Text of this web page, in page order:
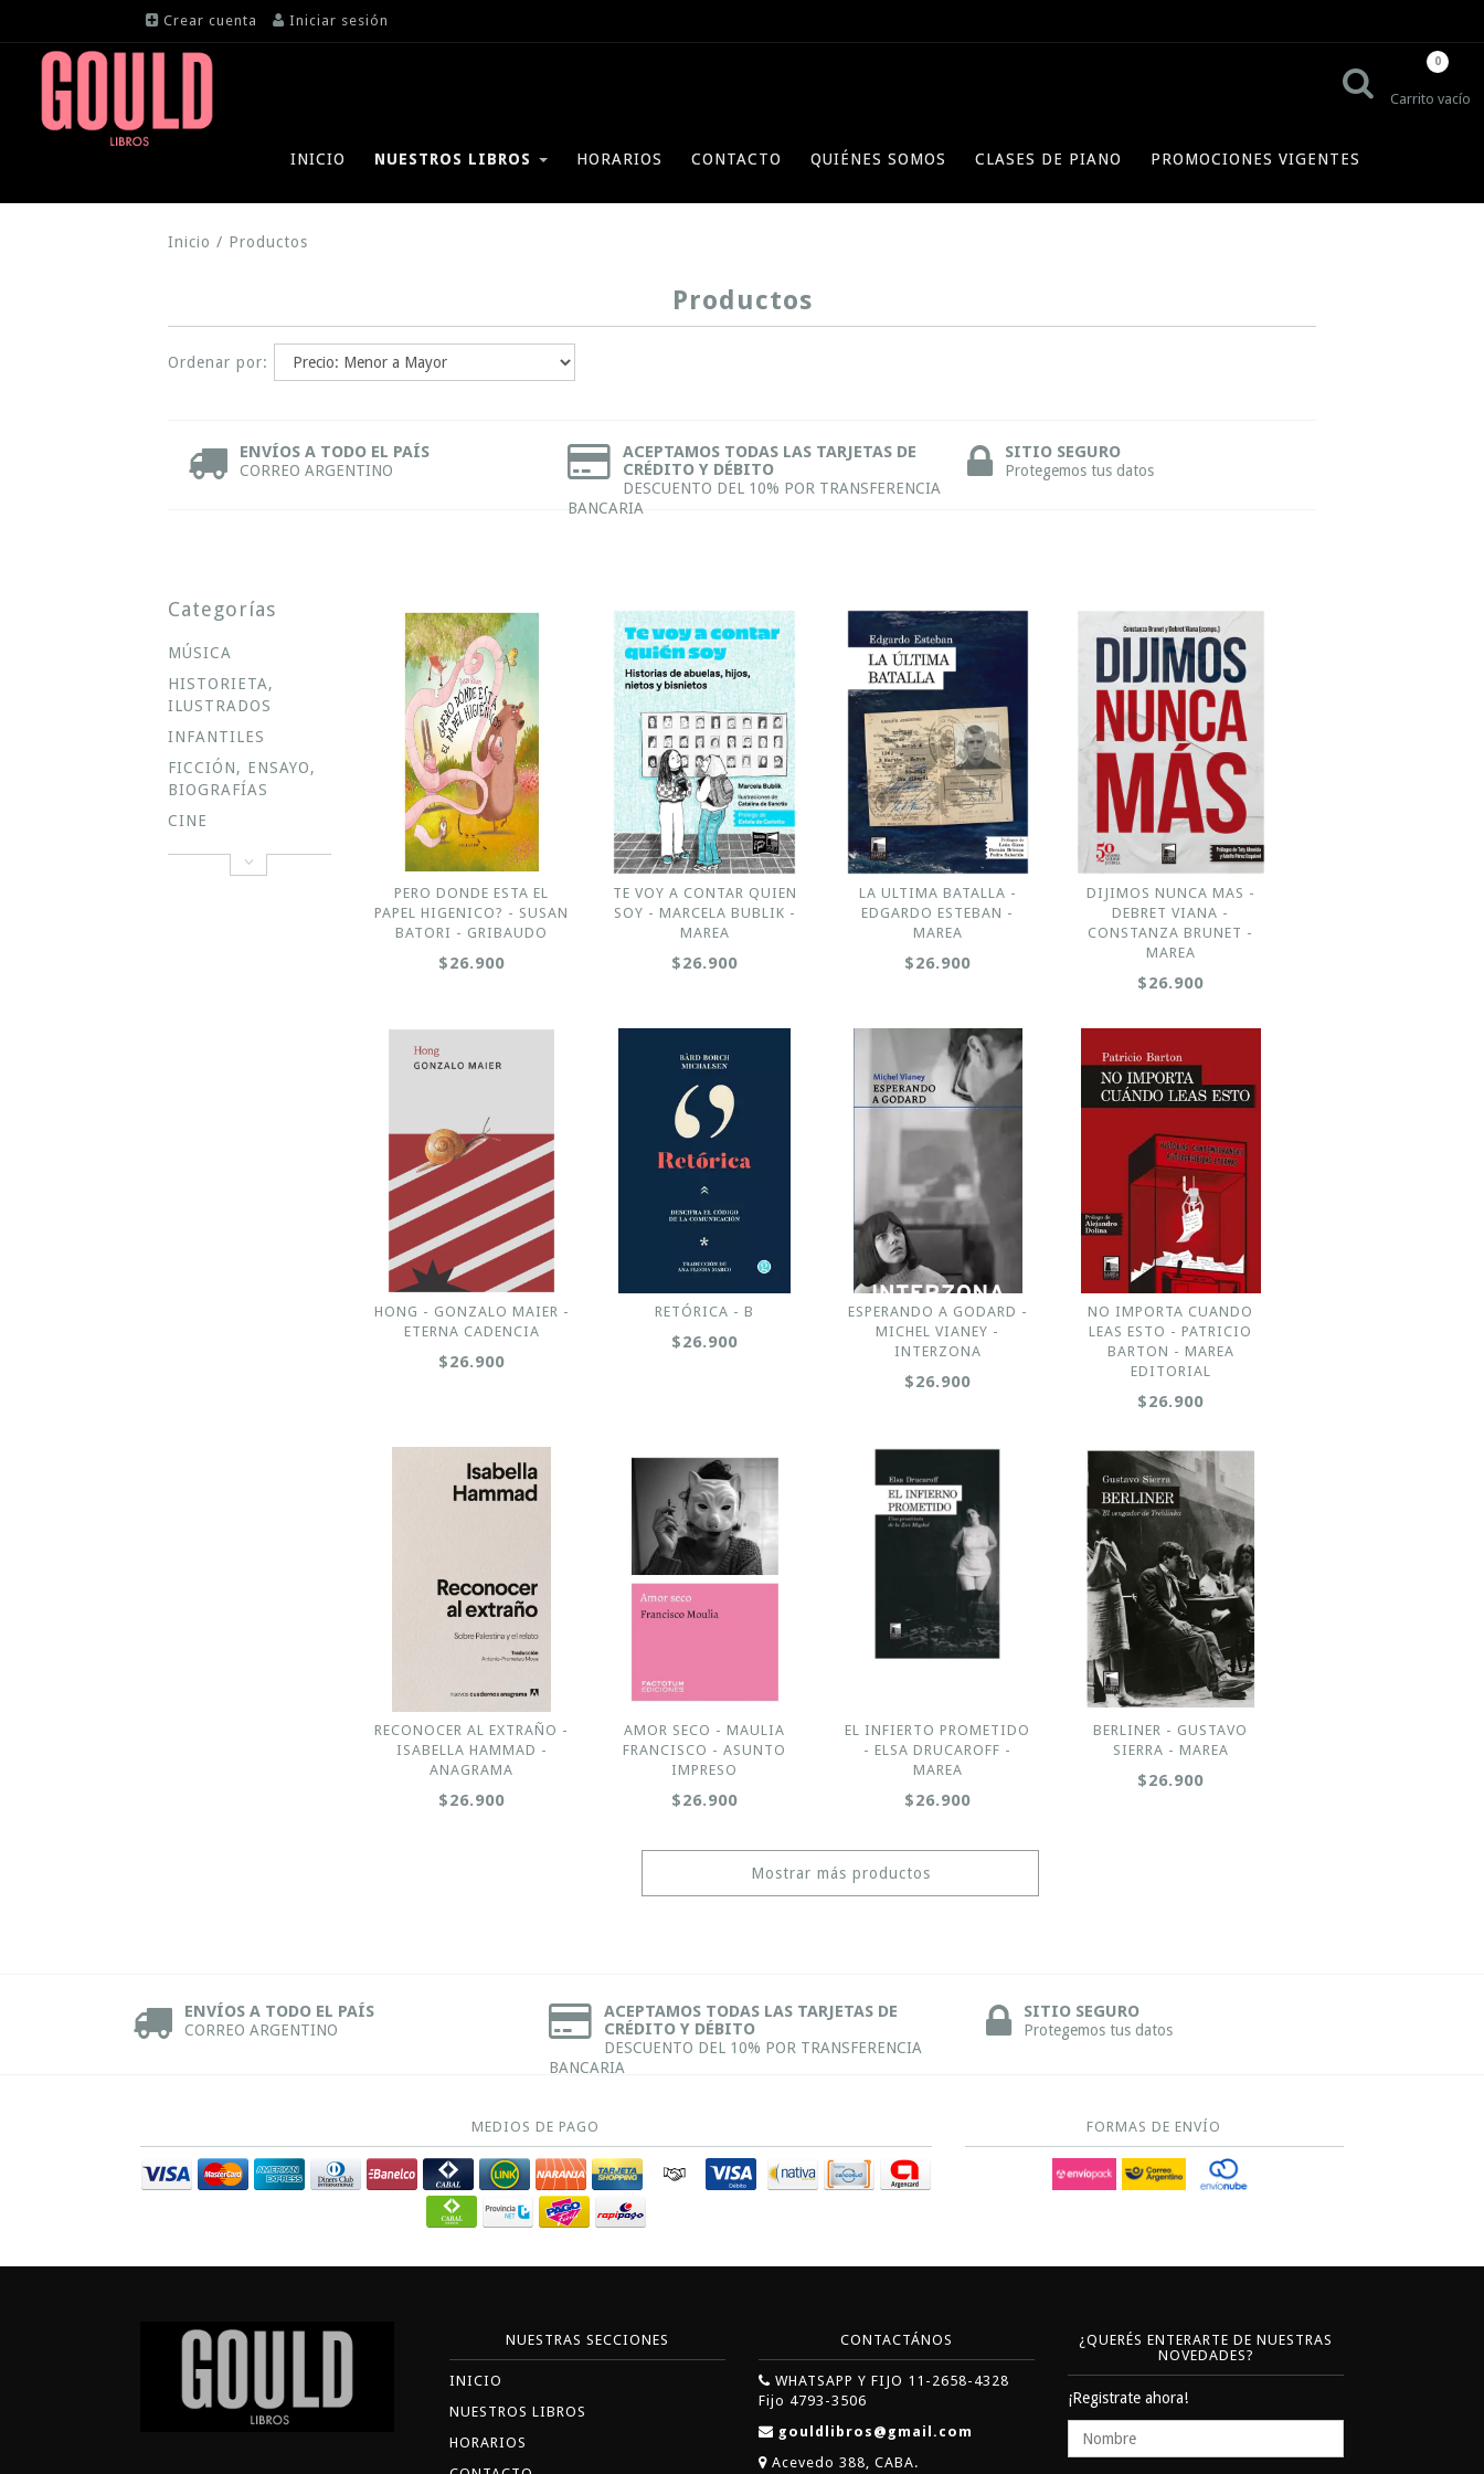
Crear cuenta Iniciar sesión
Carrito vacío
0
INICIO NUESTROS LIBROS HORARIOS CONTACTO QUIÉNES SOMOS CLASES DE PIANO PROMOCIONES VIGENTES
Inicio / Productos
Productos
Ordenar por:
ENVÍOS A TODO EL PAÍS
CORREO ARGENTINO
ACEPTAMOS TODAS LAS TARJETAS DE
CRÉDITO Y DÉBITO
DESCUENTO DEL 10% POR TRANSFERENCIA
BANCARIA
SITIO SEGURO
Protegemos tus datos
Categorías
MÚSICA
HISTORIETA,
ILUSTRADOS
INFANTILES
FICCIÓN, ENSAYO,
BIOGRAFÍAS
CINE
PERO DONDE ESTA EL
PAPEL HIGENICO? - SUSAN
BATORI - GRIBAUDO
$26.900
TE VOY A CONTAR QUIEN
SOY - MARCELA BUBLIK -
MAREA
$26.900
LA ULTIMA BATALLA -
EDGARDO ESTEBAN -
MAREA
$26.900
DIJIMOS NUNCA MAS -
DEBRET VIANA -
CONSTANZA BRUNET -
MAREA
$26.900
HONG - GONZALO MAIER -
ETERNA CADENCIA
$26.900
RETÓRICA - B
$26.900
ESPERANDO A GODARD -
MICHEL VIANEY -
INTERZONA
$26.900
NO IMPORTA CUANDO
LEAS ESTO - PATRICIO
BARTON - MAREA
EDITORIAL
$26.900
RECONOCER AL EXTRAÑO -
ISABELLA HAMMAD -
ANAGRAMA
$26.900
AMOR SECO - MAULIA
FRANCISCO - ASUNTO
IMPRESO
$26.900
EL INFIERTO PROMETIDO
- ELSA DRUCAROFF -
MAREA
$26.900
BERLINER - GUSTAVO
SIERRA - MAREA
$26.900
Mostrar más productos
ENVÍOS A TODO EL PAÍS
CORREO ARGENTINO
ACEPTAMOS TODAS LAS TARJETAS DE
CRÉDITO Y DÉBITO
DESCUENTO DEL 10% POR TRANSFERENCIA
BANCARIA
SITIO SEGURO
Protegemos tus datos
MEDIOS DE PAGO FORMAS DE ENVÍO
NUESTRAS SECCIONES
INICIO
NUESTROS LIBROS
HORARIOS
CONTACTÁNOS
WHATSAPP Y FIJO 11-2658-4328
Fijo 4793-3506
gouldlibros@gmail.com
Acevedo 388, CABA.
¿QUERÉS ENTERARTE DE NUESTRAS
NOVEDADES?
¡Registrate ahora!